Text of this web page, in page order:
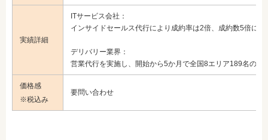
実績詳細
ITサービス会社：
インサイドセールス代行により成約率は2倍、成約数5倍に増
デリバリー業界：
営業代行を実施し、開始から5か月で全国8エリア189名の稼
価格感
※税込み
要問い合わせ